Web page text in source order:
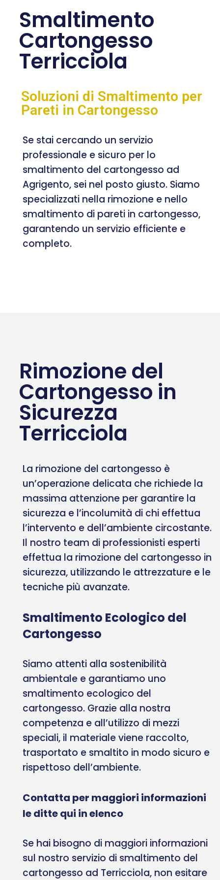
Smaltimento
Cartongesso
Terricciola
Soluzioni di Smaltimento per
Pareti in Cartongesso
Se stai cercando un servizio
professionale e sicuro per lo
smaltimento del cartongesso ad
Agrigento, sei nel posto giusto. Siamo
specializzati nella rimozione e nello
smaltimento di pareti in cartongesso,
garantendo un servizio efficiente e
completo.
Rimozione del
Cartongesso in
Sicurezza
Terricciola
La rimozione del cartongesso è
un’operazione delicata che richiede la
massima attenzione per garantire la
sicurezza e l’incolumità di chi effettua
l’intervento e dell’ambiente circostante.
Il nostro team di professionisti esperti
effettua la rimozione del cartongesso in
sicurezza, utilizzando le attrezzature e le
tecniche più avanzate.
Smaltimento Ecologico del
Cartongesso
Siamo attenti alla sostenibilità
ambientale e garantiamo uno
smaltimento ecologico del
cartongesso. Grazie alla nostra
competenza e all’utilizzo di mezzi
speciali, il materiale viene raccolto,
trasportato e smaltito in modo sicuro e
rispettoso dell’ambiente.
Contatta per maggiori informazioni
le ditte qui in elenco
Se hai bisogno di maggiori informazioni
sul nostro servizio di smaltimento del
cartongesso ad Terricciola, non esitare